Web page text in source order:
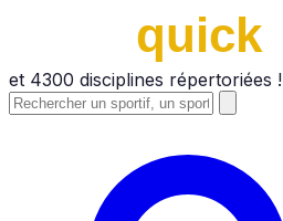
et 4300 disciplines répertoriées !